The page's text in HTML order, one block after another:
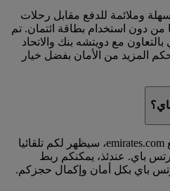
وملائمة للدفع مقابل رحلات
من دون استخدام بطاقة ائتمان. تم
مع دويتشه بنك والاتحاد
المزيد من الأمان بفضل خيار
عند حجز رحلة على موقع emirates.com، سيظهر لكم تلقائيا
باي. عندئذ، يمكنكم ربط
باي بكل أمان وإكمال حجزكم.